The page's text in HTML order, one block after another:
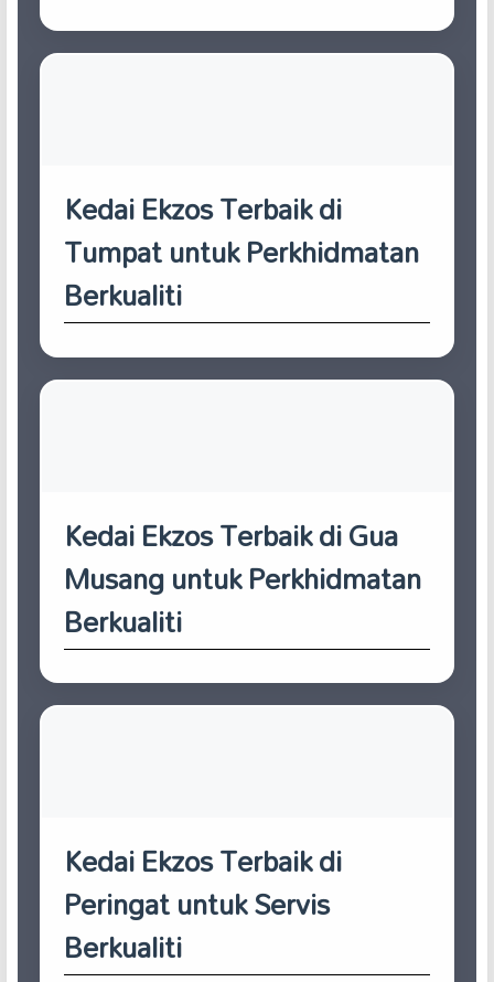
Kedai Ekzos Terbaik di
Tumpat untuk Perkhidmatan
Berkualiti
Kedai Ekzos Terbaik di Gua
Musang untuk Perkhidmatan
Berkualiti
Kedai Ekzos Terbaik di
Peringat untuk Servis
Berkualiti